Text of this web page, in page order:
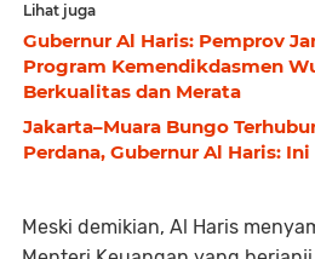
Lihat juga
Gubernur Al Haris: Pemprov
Program Kemendikdasmen
Berkualitas dan Merata
Jakarta–Muara Bungo
Perdana, Gubernur Al Haris:
Meski demikian, Al Haris